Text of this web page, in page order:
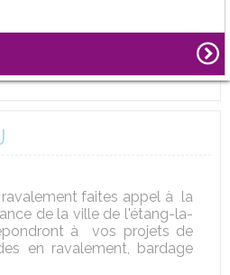
faites appel à la
de la ville de l'étang-la-
à vos projets de
en ravalement, bardage